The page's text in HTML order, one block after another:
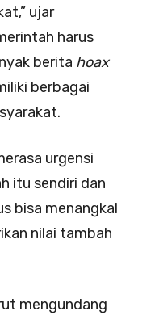
ujar
harus
berita hoax
berbagai
urgensi
itu sendiri dan
bisa menangkal
nilai tambah
mengundang